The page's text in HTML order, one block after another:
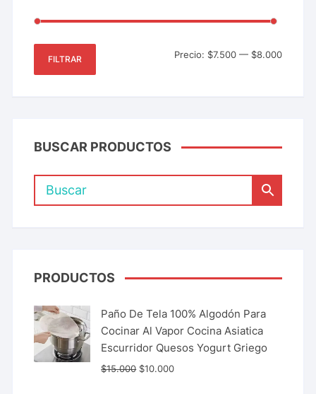
FILTRAR Precio: $7.500— $8.000
BUSCAR PRODUCTOS
PRODUCTOS
Paño De Tela 100% Algodón Para
Cocinar Al Vapor Cocina Asiatica
Escurridor Quesos Yogurt Griego
$15.000 $10.000